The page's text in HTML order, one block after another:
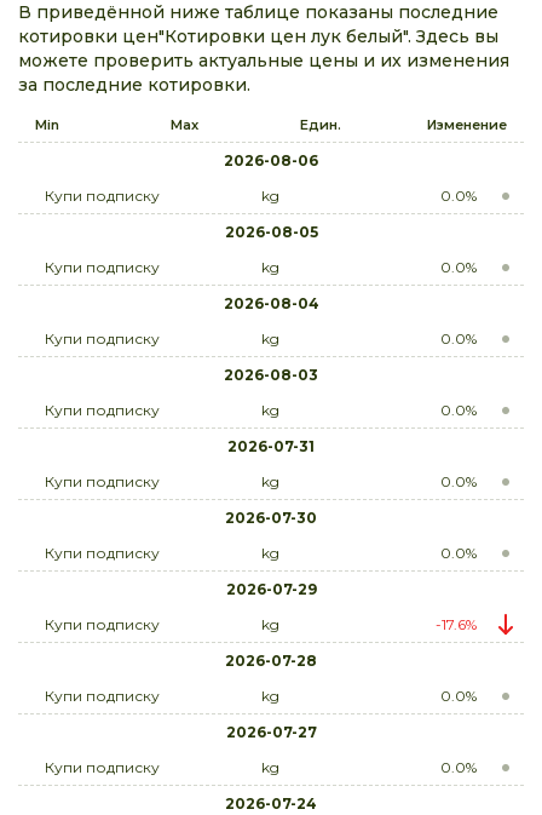
В приведённой ниже таблице показаны последние
котировки цен"Котировки цен лук белый". Здесь вы
можете проверить актуальные цены и их изменения
за последние котировки.
Min Max Един. Изменение
2026-08-06
Купи подписку
kg
0.0%
2026-08-05
Купи подписку
kg
0.0%
2026-08-04
Купи подписку
kg
0.0%
2026-08-03
Купи подписку
kg
0.0%
2026-07-31
Купи подписку
kg
0.0%
2026-07-30
Купи подписку
kg
0.0%
2026-07-29
Купи подписку
kg
-17.6%
2026-07-28
Купи подписку
kg
0.0%
2026-07-27
Купи подписку
kg
0.0%
2026-07-24